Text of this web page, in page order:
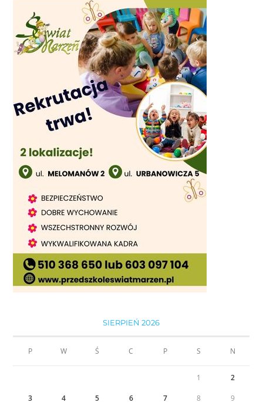
SIERPIEŃ 2026
P W Ś C P S N
1 2
3 4 5 6 7 8 9